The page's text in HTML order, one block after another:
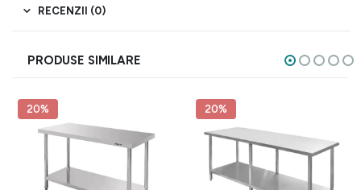
RECENZII (0)
PRODUSE SIMILARE
20% 20%